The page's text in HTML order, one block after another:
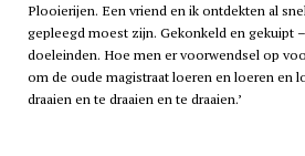
Plooierijen. Een vriend en ik ontdekten al
gepleegd moest zijn. Gekonkeld en gekuipt
doeleinden. Hoe men er voorwendsel op
om de oude magistraat loeren en loeren en
draaien en te draaien en te draaien.’